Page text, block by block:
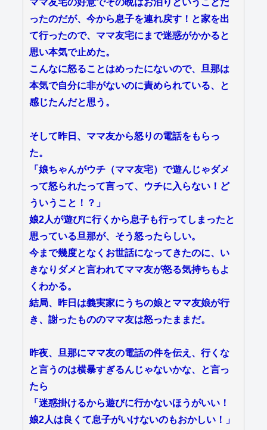
ったのだが、今から息子を連れ戻す！と家を出
て行ったので、ママ友宅にまで迷惑がかかると
思い本気で止めた。
こんなに怒ることはめったにないので、旦那は
本気で自分に非がないのに責められている、と
感じたんだと思う。
そして昨日、ママ友から怒りの電話をもらっ
た。
「娘ちゃんがウチ（ママ友宅）で遊んじゃダメ
って怒られたって言って、ウチに入らない！ど
ういうこと！？」
娘2人が遊びに行くから息子も行ってしまったと
思っている旦那が、そう怒ったらしい。
今まで幾度となくお世話になってきたのに、い
きなりダメと言われてママ友が怒る気持ちもよ
くわかる。
結局、昨日は義実家にうちの娘とママ友娘が行
き、謝ったもののママ友は怒ったままだ。
昨夜、旦那にママ友の電話の件を伝え、行くな
と言うのは横暴すぎるんじゃないかな、と言っ
たら
「迷惑掛けるから遊びに行かないほうがいい！
娘2人は良くて息子がいけないのもおかしい！」